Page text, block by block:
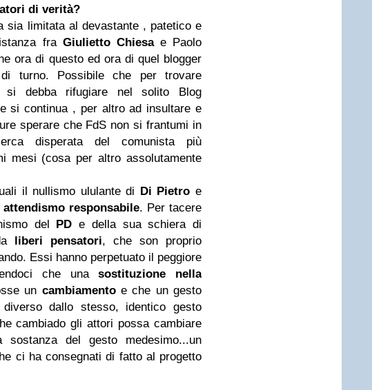
di verità?
sia limitata al devastante , patetico e
fra Giulietto Chiesae Paolo
ora di questo ed ora di quel blogger
turno. Possibile che per trovare
debba rifugiare nel solito Blog
si continua , per altro ad insultare e
sperare che FdS non si frantumi in
disperata del comunista più
mesi (cosa per altro assolutamente
il nullismo ululante di Di Pietro e
attendismo responsabile. Per tacere
del PD e della sua schiera di
liberi pensatori, che son proprio
Essi hanno perpetuato il peggiore
che unasostituzione nella
un cambiamentoe che un gesto
dallo stesso, identico gesto
cambiado gli attori possa cambiare
del gesto medesimo...un
ci ha consegnati di fatto al progetto